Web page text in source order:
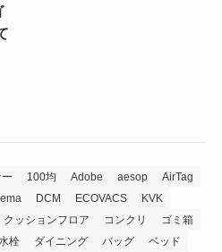
100均 Adobe aesop
AirTag
DCM ECOVACS
KVK
クッションフロア コンクリ
ゴミ箱
栓 ダイニング バッグ
ベッド